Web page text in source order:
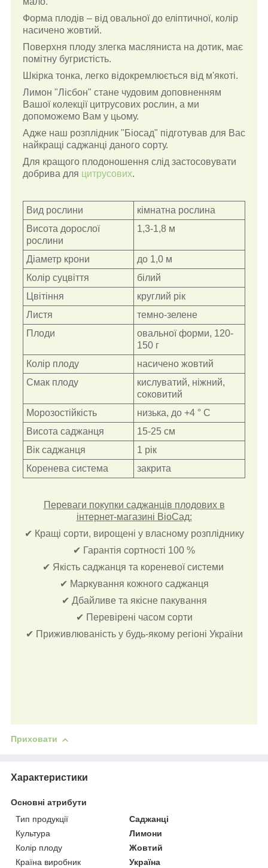
Форма плодів – від овальної до еліптичної, колір
насичено жовтий.
Поверхня плоду злегка масляниста на дотик, має
помітну бугристість.
Шкірка тонка, легко відокремлюється від м'якоті.
Лимон "Лісбон" стане чудовим доповненням
Вашої колекції цитрусових рослин, а ми
допоможемо Вам у цьому.
Адже наш розплідник "Біосад" підготував для Вас
найкращі саджанці даного сорту.
Для кращого плодоношення слід застосовувати
добрива для цитрусових.
Вид рослини
кімнатна рослина
Висота дорослої
рослини
1,3-1,8 м
Діаметр крони
до 1,0 м
Колір суцвіття
білий
Цвітіння
круглий рік
Листя
темно-зелене
Плоди
овальної форми, 120-
150 г
Колір плоду
насичено жовтий
Смак плоду
кислуватий, ніжний,
соковитий
Морозостійкість
низька, до +4 ° С
Висота саджанця
15-25 см
Вік саджанця
1 рік
Коренева система
закрита
Переваги покупки саджанців плодових в
інтернет-магазині ВіоСад:
✔ Кращі сорти, вирощені у власному розпліднику
✔ Гарантія сортності 100 %
✔ Якість саджанця та кореневої системи
✔ Маркування кожного саджанця
✔ Дбайливе та якісне пакування
✔ Перевірені часом сорти
✔ Приживлюваність у будь-якому регіоні України
Приховати
Характеристики
Основні атрибути
Тип продукції
Саджанці
Культура
Лимони
Колір плоду
Жовтий
Країна виробник
Україна